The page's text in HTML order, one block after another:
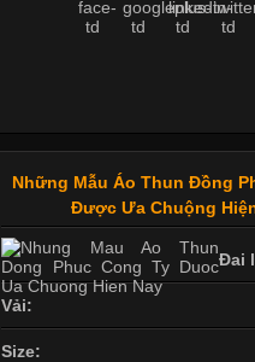
Những Mẫu Áo Thun Đồng
Được Ưa Chuộng
Đai
Vải:
Size: